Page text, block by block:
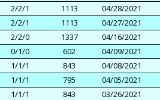
2/2/1 1113
04/28/2021
2/2/1 1113
04/27/2021
2/2/0 1337
04/16/2021
0/1/0 602
04/09/2021
1/1/1 843
04/08/2021
1/1/1 795
04/05/2021
1/1/1 843
03/26/2021